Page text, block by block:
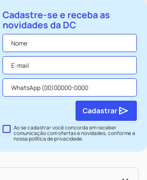
Cadastre-se e receba as
novidades da DC
Ao se cadastrar você concorda em receber
comunicação com ofertas e novidades, conforme a
nossapolítica de privacidade.
Cadastrar